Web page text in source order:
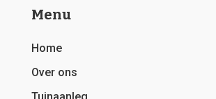
Menu
Home
Over ons